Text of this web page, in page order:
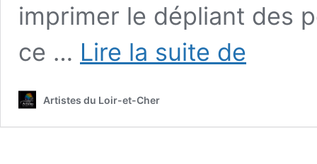
imprimer le dépliant des
ce … Lire la suite de
Artistes du Loir-et-Cher